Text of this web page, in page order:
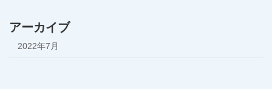
アーカイブ
2022年7月